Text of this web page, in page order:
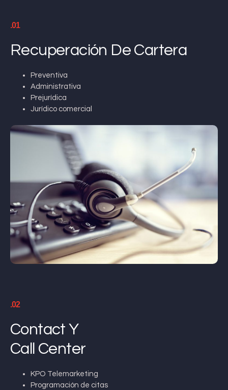
.01
Recuperación De Cartera
Preventiva
Administrativa
Prejurídica
Jurídico comercial
.02
Contact Y
Call Center
KPO Telemarketing
Programación de citas